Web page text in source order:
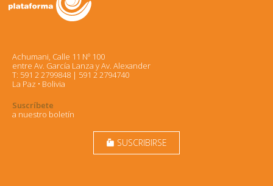
Achumani, Calle 11 Nº 100
entre Av. García Lanza y Av. Alexander
T: 591 2 2799848 | 591 2 2794740
La Paz • Bolivia
Suscríbete
a nuestro boletín
markunread_mailbox SUSCRIBIRSE